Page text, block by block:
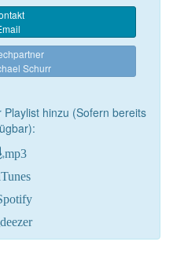
Herr Michael Schurr
hinzu (Sofern bereits
mp3
deezer